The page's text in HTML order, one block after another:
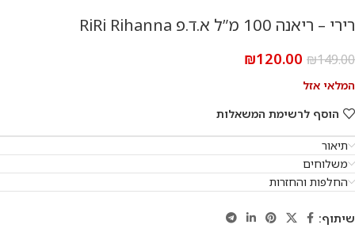
רירי – ריאנה 100 מ”ל א.ד.פ RiRi Rihanna
₪149.00
₪120.00
המלאי אזל
הוסף לרשימת המשאלות
תיאור
משלוחים
החלפות והחזרות
שיתוף: